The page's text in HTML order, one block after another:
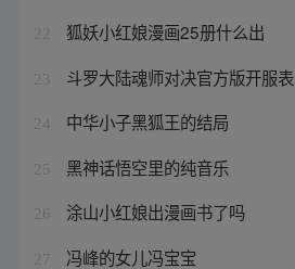
22 狐妖小红娘漫画25册什么出
23 斗罗大陆魂师对决官方版开服表
24 中华小子黑狐王的结局
25 黑神话悟空里的纯音乐
26 涂山小红娘出漫画书了吗
27 冯峰的女儿冯宝宝